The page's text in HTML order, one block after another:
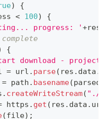
)
{
< 100)
{
progress: '+res
{
download -
= url . parse( res . data .
= path . basename(
. createWriteStream( "./
https . get ( res . data . url
(file) ;